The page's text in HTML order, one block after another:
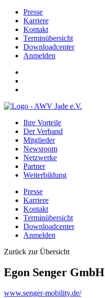
Presse
Karriere
Kontakt
Terminübersicht
Downloadcenter
Anmelden
Ihre Vorteile
Der Verband
Mitglieder
Newsroom
Netzwerke
Partner
Weiterbildung
Presse
Karriere
Kontakt
Terminübersicht
Downloadcenter
Anmelden
Zurück zur Übersicht
Egon Senger GmbH
www.senger-mobility.de/